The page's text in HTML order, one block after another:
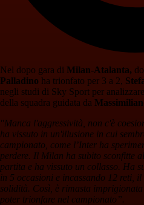
Nel dopo gara di Milan-Atalanta,
Palladino ha trionfato per 3 a 2,
negli studi di Sky Sport per
della squadra guidata da
"Manca l'aggressività, non c'è
ha vissuto in un'illusione in cui
campionato, come l’Inter ha
perdere. Il Milan ha subito sconfitte
partita e ha vissuto un collasso. Ha
in 5 occasioni e incassando 12 reti,
solidità. Così, è rimasta
poter trionfare nel campionato”.